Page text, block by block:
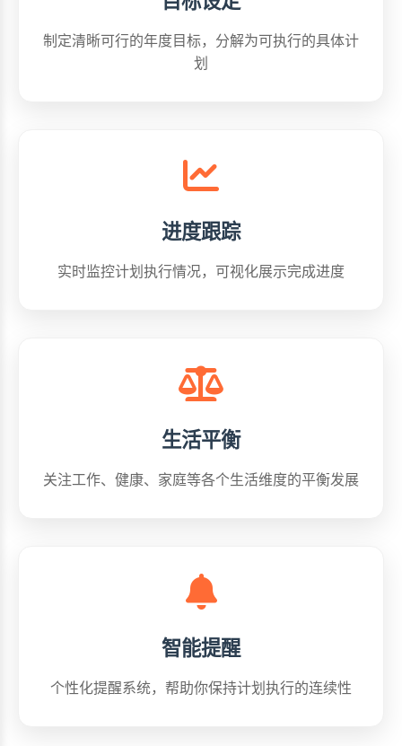
制定清晰可行的年度目标，分解为可执行的具体计
划
进度跟踪
实时监控计划执行情况，可视化展示完成进度
生活平衡
关注工作、健康、家庭等各个生活维度的平衡发展
智能提醒
个性化提醒系统，帮助你保持计划执行的连续性